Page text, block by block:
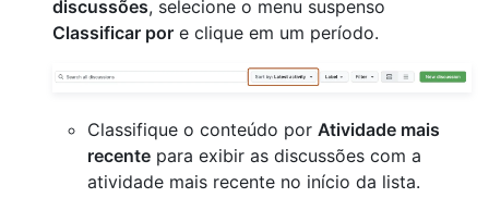
discussões, selecione o menu suspenso
Classificar por e clique em um período.
Classifique o conteúdo por Atividade mais
recente para exibir as discussões com a
atividade mais recente no início da lista.